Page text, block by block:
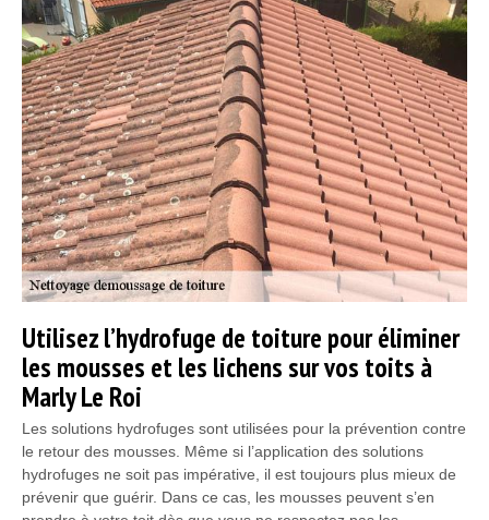
Utilisez l’hydrofuge de toiture pour éliminer
les mousses et les lichens sur vos toits à
Marly Le Roi
Les solutions hydrofuges sont utilisées pour la prévention contre
le retour des mousses. Même si l’application des solutions
hydrofuges ne soit pas impérative, il est toujours plus mieux de
prévenir que guérir. Dans ce cas, les mousses peuvent s’en